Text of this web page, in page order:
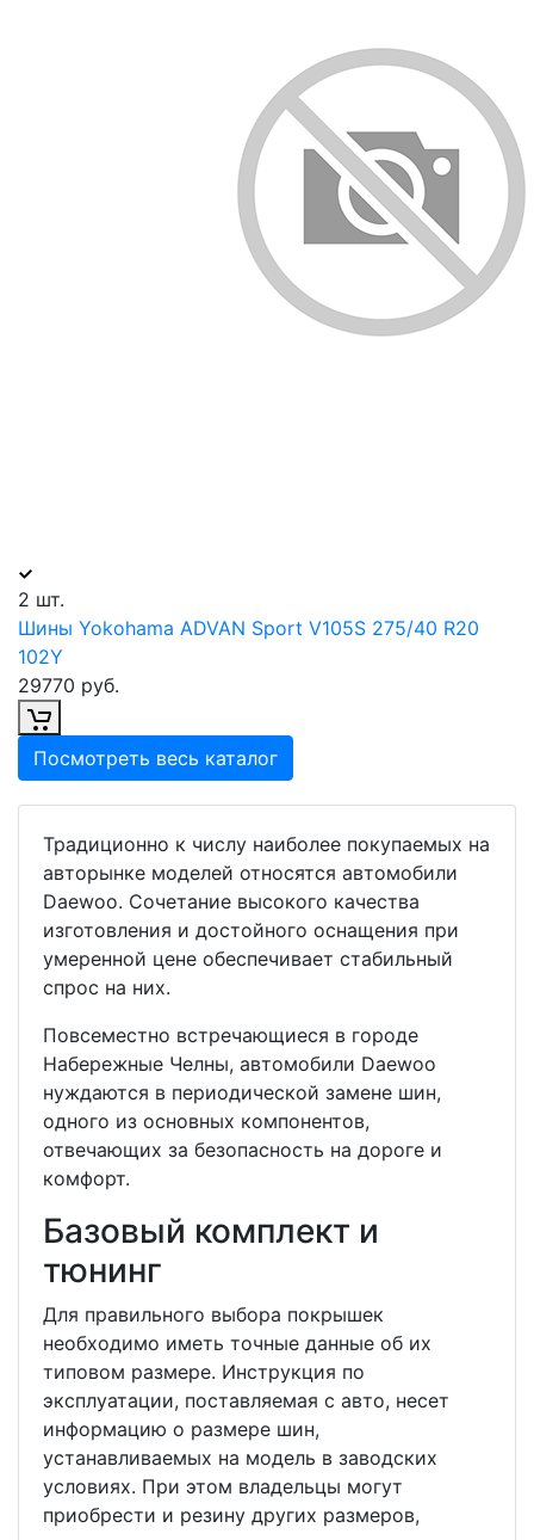
2 шт.
Шины Yokohama ADVAN Sport V105S 275/40 R20
102Y
29770 руб.
Посмотреть весь каталог
Традиционно к числу наиболее покупаемых на
авторынке моделей относятся автомобили
Daewoo. Сочетание высокого качества
изготовления и достойного оснащения при
умеренной цене обеспечивает стабильный
спрос на них.
Повсеместно встречающиеся в городе
Набережные Челны, автомобили Daewoo
нуждаются в периодической замене шин,
одного из основных компонентов,
отвечающих за безопасность на дороге и
комфорт.
Базовый комплект и
тюнинг
Для правильного выбора покрышек
необходимо иметь точные данные об их
типовом размере. Инструкция по
эксплуатации, поставляемая с авто, несет
информацию о размере шин,
устанавливаемых на модель в заводских
условиях. При этом владельцы могут
приобрести и резину других размеров,